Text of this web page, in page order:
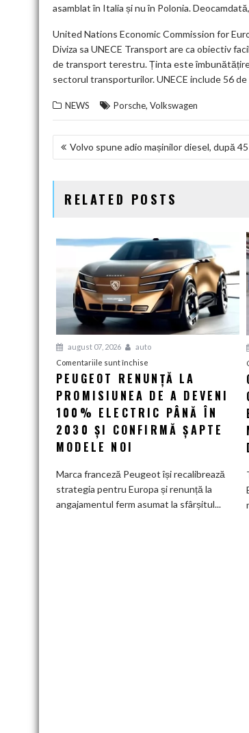
asamblat în Italia și nu în Polonia.
United Nations Economic Commission for
Diviza sa UNECE Transport are ca obiectiv
de transport terestru. Ținta este
sectorul transporturilor. UNECE include 56
NEWS Porsche, Volkswagen
NAVIGARE
ARTICOLE
Volvo spune adio mașinilor diesel, după
RELATED POSTS
august 07, 2026
auto
Comentariile sunt închise
Peugeot
renunță
la
promisiunea
de
electric
PEUGEOT RENUNȚĂ LA
PROMISIUNEA DE A DEVENI
100% ELECTRIC PÂNĂ ÎN
2030 ȘI CONFIRMĂ ȘAPTE
MODELE NOI
Marca franceză Peugeot își recalibrează
strategia pentru Europa și renunță la
angajamentul ferm asumat la sfârșitul...